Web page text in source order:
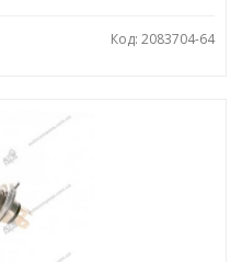
Код: 2083704-64